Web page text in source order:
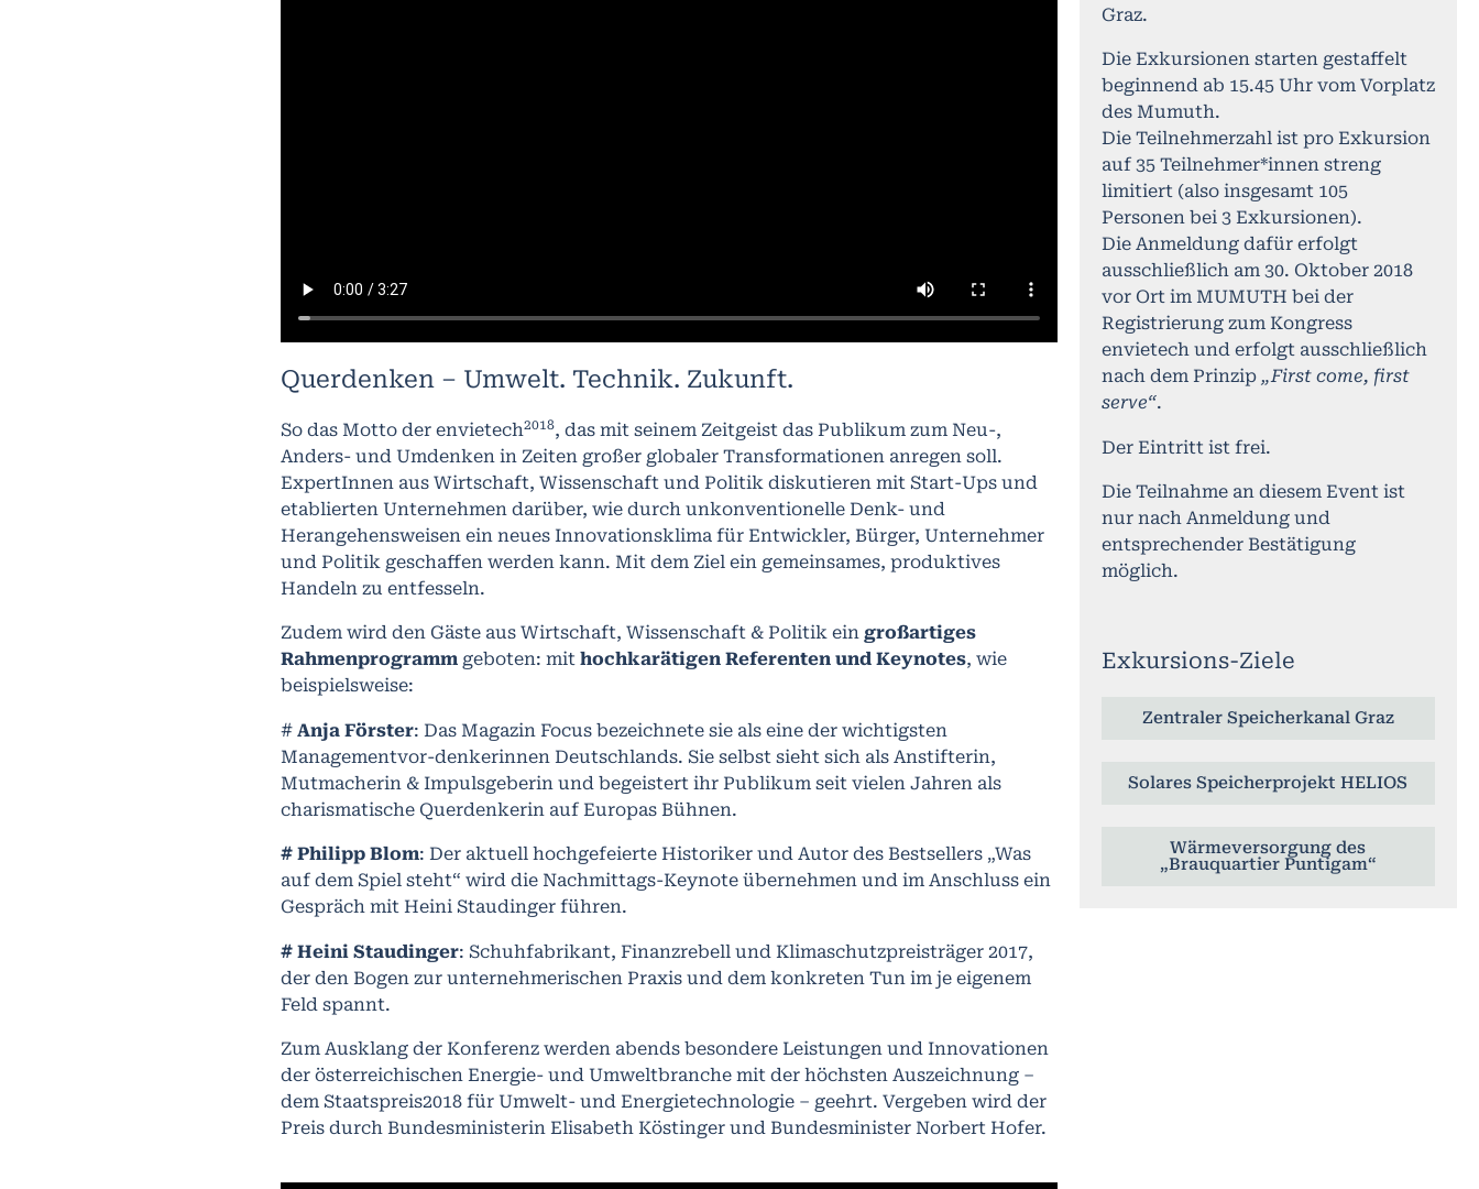
Querdenken – Umwelt. Technik. Zukunft.
So das Motto der envietech2018, das mit seinem Zeitgeist das Publikum zum Neu-,
Anders- und Umdenken in Zeiten großer globaler Transformationen anregen soll.
ExpertInnen aus Wirtschaft, Wissenschaft und Politik diskutieren mit Start-Ups und
etablierten Unternehmen darüber, wie durch unkonventionelle Denk- und
Herangehensweisen ein neues Innovationsklima für Entwickler, Bürger, Unternehmer
und Politik geschaffen werden kann. Mit dem Ziel ein gemeinsames, produktives
Handeln zu entfesseln.
Zudem wird den Gäste aus Wirtschaft, Wissenschaft & Politik ein großartiges
Rahmenprogramm geboten: mit hochkarätigen Referenten und Keynotes, wie
beispielsweise:
# Anja Förster: Das Magazin Focus bezeichnete sie als eine der wichtigsten
Managementvor-denkerinnen Deutschlands. Sie selbst sieht sich als Anstifterin,
Mutmacherin & Impulsgeberin und begeistert ihr Publikum seit vielen Jahren als
charismatische Querdenkerin auf Europas Bühnen.
# Philipp Blom: Der aktuell hochgefeierte Historiker und Autor des Bestsellers „Was
auf dem Spiel steht“ wird die Nachmittags-Keynote übernehmen und im Anschluss ein
Gespräch mit Heini Staudinger führen.
# Heini Staudinger: Schuhfabrikant, Finanzrebell und Klimaschutzpreisträger 2017,
der den Bogen zur unternehmerischen Praxis und dem konkreten Tun im je eigenem
Feld spannt.
Zum Ausklang der Konferenz werden abends besondere Leistungen und Innovationen
der österreichischen Energie- und Umweltbranche mit der höchsten Auszeichnung –
dem Staatspreis2018 für Umwelt- und Energietechnologie – geehrt. Vergeben wird der
Preis durch Bundesministerin Elisabeth Köstinger und Bundesminister Norbert Hofer.
Graz.
Die Exkursionen starten gestaffelt
beginnend ab 15.45 Uhr vom Vorplatz
des Mumuth.
Die Teilnehmerzahl ist pro Exkursion
auf 35 Teilnehmer*innen streng
limitiert (also insgesamt 105
Personen bei 3 Exkursionen).
Die Anmeldung dafür erfolgt
ausschließlich am 30. Oktober 2018
vor Ort im MUMUTH bei der
Registrierung zum Kongress
envietech und erfolgt ausschließlich
nach dem Prinzip „First come, first
serve“.
Der Eintritt ist frei.
Die Teilnahme an diesem Event ist
nur nach Anmeldung und
entsprechender Bestätigung
möglich.
Exkursions-Ziele
Zentraler Speicherkanal Graz
Solares Speicherprojekt HELIOS
Wärmeversorgung des
„Brauquartier Puntigam“